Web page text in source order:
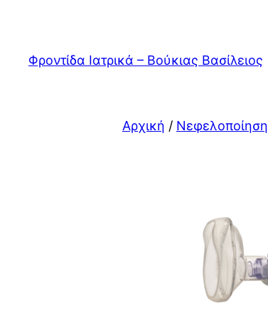
περιεχόμενο
Φροντίδα Ιατρικά – Βούκιας Βασίλειος
Αρχική / Νεφελοποίηση